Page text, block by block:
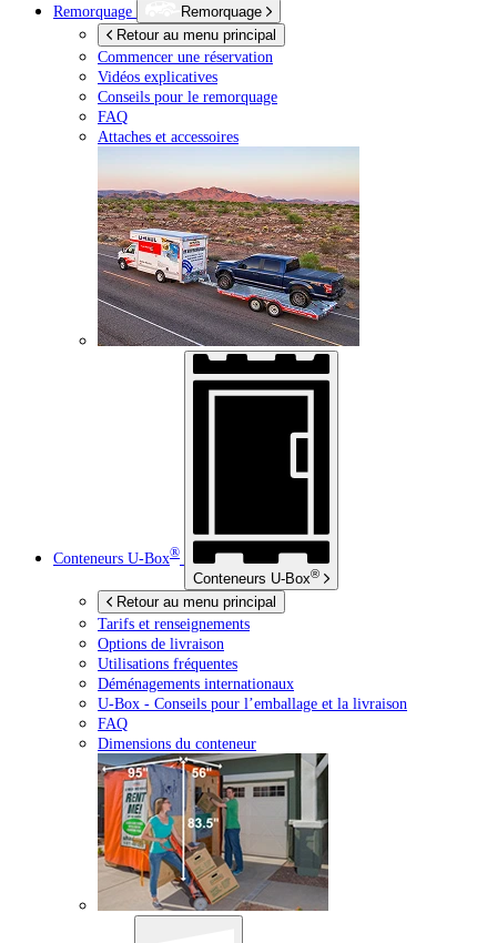
Remorquage
Remorquage
Retour au menu principal
Commencer une réservation
Vidéos explicatives
Conseils pour le remorquage
FAQ
Attaches et accessoires
Conteneurs U-Box®
Conteneurs U-Box®
Retour au menu principal
Tarifs et renseignements
Options de livraison
Utilisations fréquentes
Déménagements internationaux
U-Box - Conseils pour l’emballage et la livraison
FAQ
Dimensions du conteneur